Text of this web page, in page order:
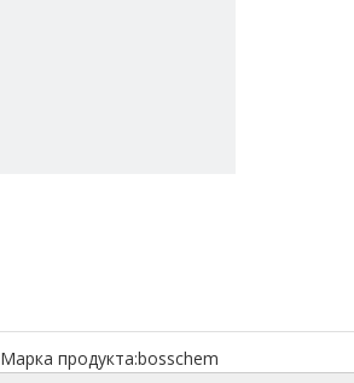
Марка продукта:bosschem